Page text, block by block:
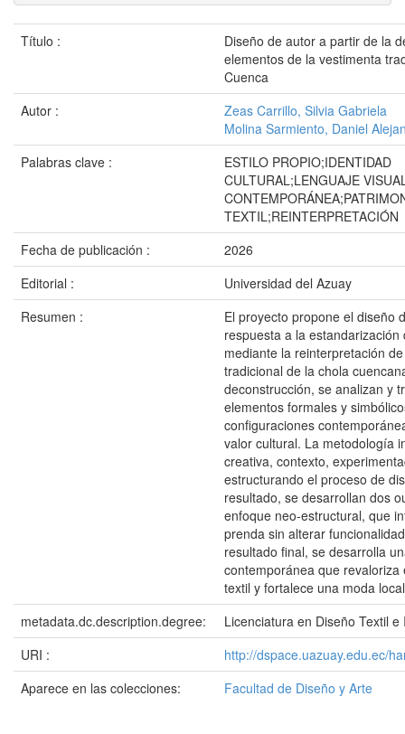
Título :
Diseño de autor a partir de la
elementos de la vestimenta
Cuenca
Autor :
Zeas Carrillo, Silvia Gabriela
Molina Sarmiento, Daniel
Palabras clave :
ESTILO PROPIO;IDENTIDAD
CULTURAL;LENGUAJE
TEXTIL;REINTERPRETACIÓN
Fecha de publicación :
2026
Editorial :
Universidad del Azuay
Resumen :
El proyecto propone el diseño
respuesta a la estandarización
mediante la reinterpretación
tradicional de la chola
deconstrucción, se analizan y
elementos formales y
configuraciones
valor cultural. La metodología
creativa, contexto,
estructurando el proceso de
resultado, se desarrollan dos
enfoque neo-estructural, que
prenda sin alterar
resultado final, se desarrolla
contemporánea que revaloriza
textil y fortalece una moda
metadata.dc.description.degree:
Licenciatura en Diseño Textil
URI :
http://dspace.uazuay.edu.ec/
Aparece en las colecciones:
Facultad de Diseño y Arte